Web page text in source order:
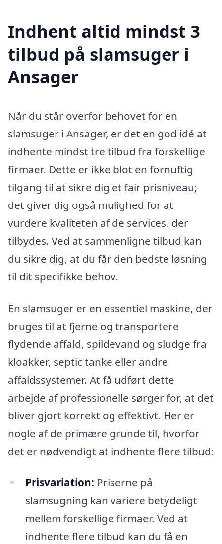
Indhent altid mindst 3
tilbud på slamsuger i
Ansager
Når du står overfor behovet for en
slamsuger i Ansager, er det en god idé at
indhente mindst tre tilbud fra forskellige
firmaer. Dette er ikke blot en fornuftig
tilgang til at sikre dig et fair prisniveau;
det giver dig også mulighed for at
vurdere kvaliteten af de services, der
tilbydes. Ved at sammenligne tilbud kan
du sikre dig, at du får den bedste løsning
til dit specifikke behov.
En slamsuger er en essentiel maskine, der
bruges til at fjerne og transportere
flydende affald, spildevand og sludge fra
kloakker, septic tanke eller andre
affaldssystemer. At få udført dette
arbejde af professionelle sørger for, at det
bliver gjort korrekt og effektivt. Her er
nogle af de primære grunde til, hvorfor
det er nødvendigt at indhente flere tilbud:
Prisvariation: Priserne på
slamsugning kan variere betydeligt
mellem forskellige firmaer. Ved at
indhente flere tilbud kan du få en